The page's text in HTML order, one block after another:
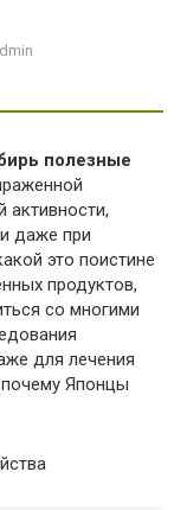
полезные
активности,
даже при
это поистине
продуктов,
со многими
для лечения
Японцы